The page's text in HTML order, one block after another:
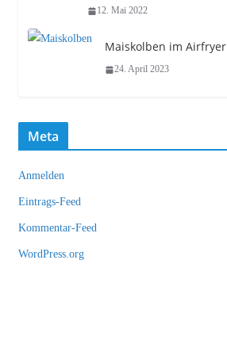
12. Mai 2022
Maiskolben im Airfryer
24. April 2023
Meta
Anmelden
Eintrags-Feed
Kommentar-Feed
WordPress.org